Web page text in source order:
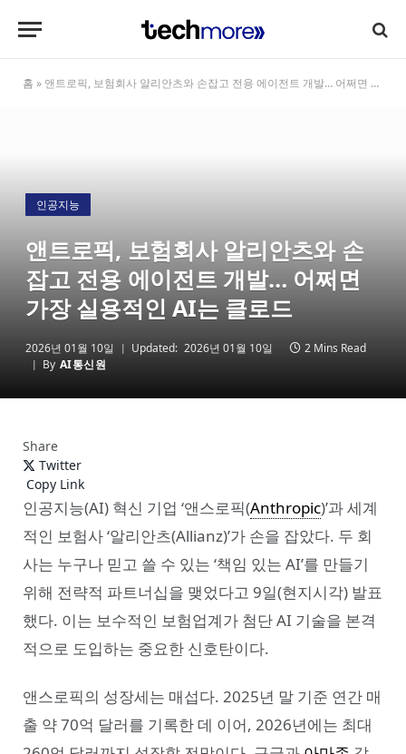
홈 » 앤트로픽, 보험회사 알리안츠와 손잡고 전용 에이전트 개발… 어쩌면 가장 실용적인 AI는 클로드
인공지능
앤트로픽, 보험회사 알리안츠와 손
잡고 전용 에이전트 개발… 어쩌면
가장 실용적인 AI는 클로드
2026년 01월 10일 Updated: 2026년 01월 10일
2 Mins Read
By AI통신원
Share
Twitter
Copy Link
인공지능(AI) 혁신 기업 ‘앤스로픽(Anthropic)’과 세계
적인 보험사 ‘알리안츠(Allianz)’가 손을 잡았다. 두 회
사는 누구나 믿고 쓸 수 있는 ‘책임 있는 AI’를 만들기
위해 전략적 파트너십을 맺었다고 9일(현지시각) 발표
했다. 이는 보수적인 보험업계가 첨단 AI 기술을 본격
적으로 도입하는 중요한 신호탄이다.
앤스로픽의 성장세는 매섭다. 2025년 말 기준 연간 매
출 약 70억 달러를 기록한 데 이어, 2026년에는 최대